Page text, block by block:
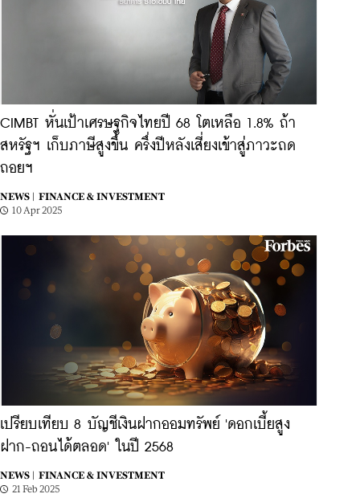
CIMBT หั่นเป้าเศรษฐกิจไทยปี 68 โตเหลือ 1.8% ถ้า
สหรัฐฯ เก็บภาษีสูงขึ้น ครึ่งปีหลังเสี่ยงเข้าสู่ภาวะถด
ถอยฯ
NEWS |
FINANCE & INVESTMENT
10 Apr 2025
เปรียบเทียบ 8 บัญชีเงินฝากออมทรัพย์ 'ดอกเบี้ยสูง
ฝาก-ถอนได้ตลอด' ในปี 2568
NEWS |
FINANCE & INVESTMENT
21 Feb 2025